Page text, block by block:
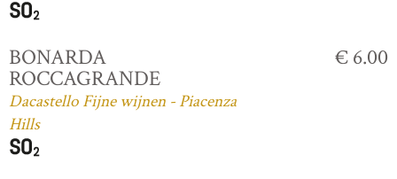
BONARDA
ROCCAGRANDE
Dacastello Fijne wijnen - Piacenza
Hills
€ 6.00